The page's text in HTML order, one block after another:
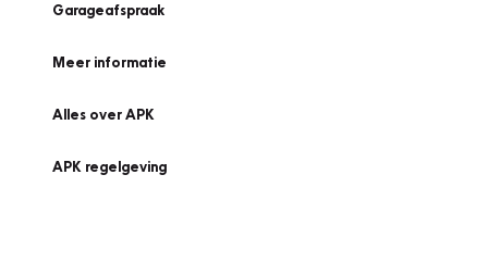
Garageafspraak
Meer informatie
Alles over APK
APK regelgeving